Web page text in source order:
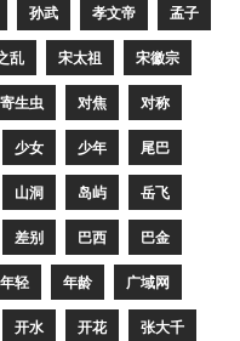
孙武 孝文帝 孟子
乱 宋太祖 宋徽宗
寄生虫 对焦 对称
少女 少年 尾巴
山洞 岛屿 岳飞
差别 巴西 巴金
年轻 年龄 广域网
开水 开花 张大千